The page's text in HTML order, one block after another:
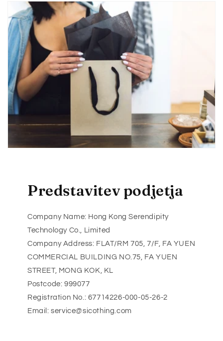
Predstavitev podjetja
Company Name: Hong Kong Serendipity
Technology Co., Limited
Company Address: FLAT/RM 705, 7/F, FA YUEN
COMMERCIAL BUILDING NO.75, FA YUEN
STREET, MONG KOK, KL
Postcode: 999077
Registration No.: 67714226-000-05-26-2
Email: service@sicothing.com